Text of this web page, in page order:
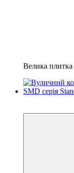
Велика плитка